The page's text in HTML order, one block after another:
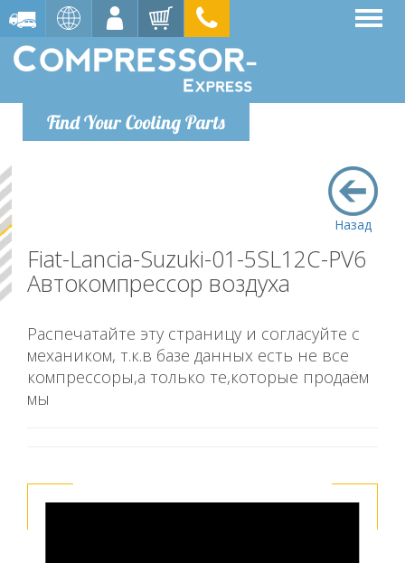
Find Your Cooling Parts
Назад
Fiat-Lancia-Suzuki-01-5SL12C-PV6
Автокомпрессор воздуха
Распечатайте эту страницу и согласуйте с
механиком, т.к.в базе данных есть не все
компрессоры,а только те,которые продаём
мы